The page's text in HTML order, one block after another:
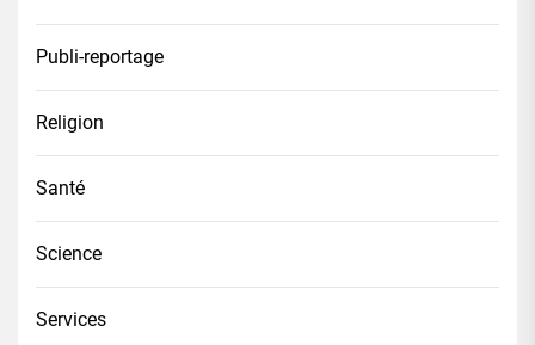
Publi-reportage
Religion
Santé
Science
Services